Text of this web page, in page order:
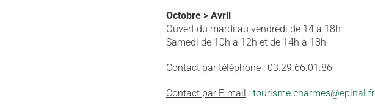
Octobre > Avril
Ouvert du mardi au vendredi de 14 à 18h
Samedi de 10h à 12h et de 14h à 18h
Contact par téléphone : 03.29.66.01.86
Contact par E-mail : tourisme.charmes@epinal.fr